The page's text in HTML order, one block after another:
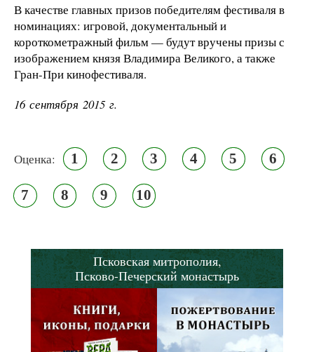
В качестве главных призов победителям фестиваля в
номинациях: игровой, документальный и
короткометражный фильм — будут вручены призы с
изображением князя Владимира Великого, а также
Гран-При кинофестиваля.
16 сентября 2015 г.
Оценка: 1 2 3 4 5 6
7 8 9 10
Псковская митрополия,
Псково-Печерский монастырь